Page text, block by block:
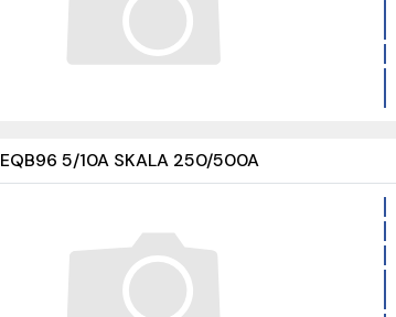
EQB96 5/10A SKALA 250/500A